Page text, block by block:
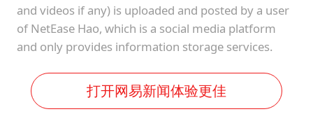
and videos if any) is uploaded and posted by a user
of NetEase Hao, which is a social media platform
and only provides information storage services.
打开网易新闻体验更佳